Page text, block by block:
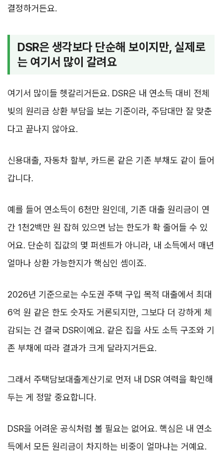
결정하거든요.
DSR은 생각보다 단순해 보이지만, 실제로
는 여기서 많이 갈려요
여기서 많이들 헷갈리거든요. DSR은 내 연소득 대비 전체
빚의 원리금 상환 부담을 보는 기준이라, 주담대만 잘 맞춘
다고 끝나지 않아요.
신용대출, 자동차 할부, 카드론 같은 기존 부채도 같이 들어
갑니다.
예를 들어 연소득이 6천만 원인데, 기존 대출 원리금이 연
간 1천2백만 원 잡혀 있으면 남는 한도가 확 줄어들 수 있
어요. 단순히 집값의 몇 퍼센트가 아니라, 내 소득에서 매년
얼마나 상환 가능한지가 핵심인 셈이죠.
2026년 기준으로는 수도권 주택 구입 목적 대출에서 최대
6억 원 같은 한도 숫자도 거론되지만, 그보다 더 강하게 체
감되는 건 결국 DSR이에요. 같은 집을 사도 소득 구조와 기
존 부채에 따라 결과가 크게 달라지거든요.
그래서 주택담보대출계산기로 먼저 내 DSR 여력을 확인해
두는 게 정말 중요합니다.
DSR을 어려운 공식처럼 볼 필요는 없어요. 핵심은 내 연소
득에서 모든 원리금이 차지하는 비중이 얼마냐는 거예요.